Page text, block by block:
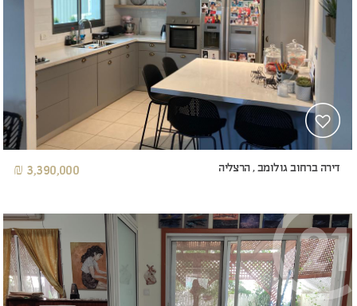
דירה ברחוב גולומב , הרצליה 3,390,000 ₪